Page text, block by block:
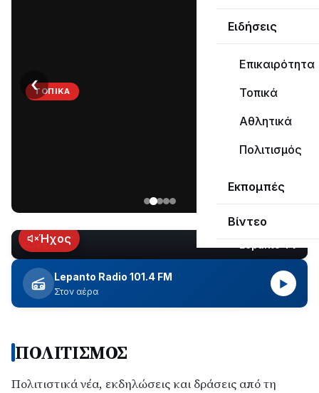
Ειδήσεις
Επικαιρότητα
Τοπικά
Αθλητικά
Πολιτισμός
Εκπομπές
Βίντεο
ΤΟΠΙΚΆ
Ναυπάκτου
εδώ
και
περίπου
δύο
ώρες
εξέλιξη
οι
εργασίες
‹
LIVEΉχος
Lepanto Radio 101.4 FM
Στον αέρα
▶
ΠΟΛΙΤΙΣΜΟΣ
Πολιτιστικά νέα, εκδηλώσεις και δράσεις από τη